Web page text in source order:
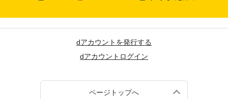
dアカウントを発行する
dアカウントログイン
ページトップへ